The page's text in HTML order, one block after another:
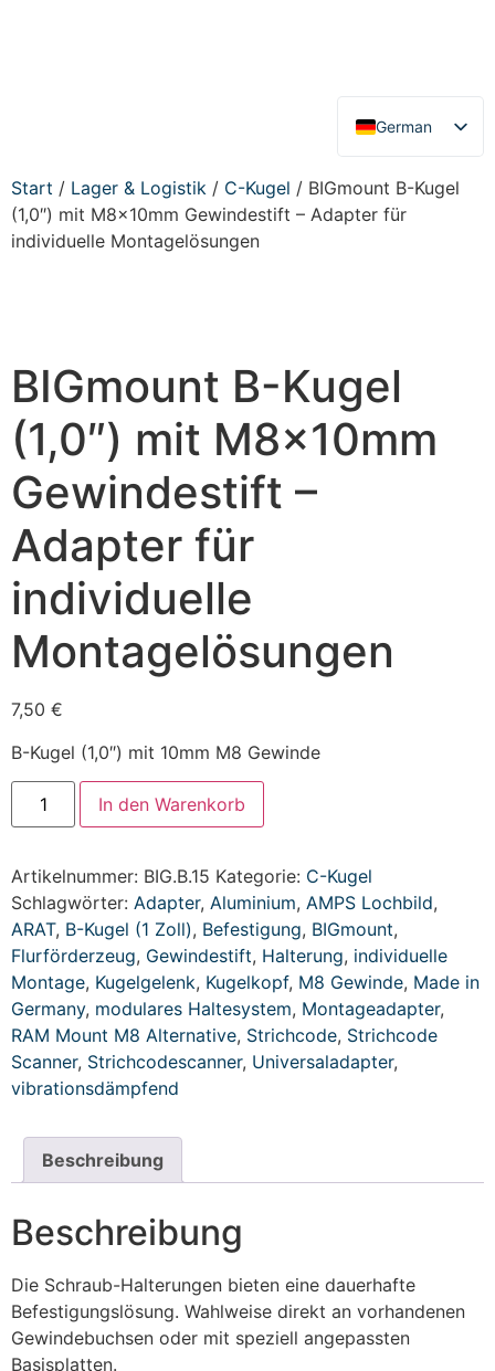
German
English
Start / Lager & Logistik / C-Kugel / BIGmount B-Kugel
(1,0″) mit M8x10mm Gewindestift – Adapter für
individuelle Montagelösungen
BIGmount B-Kugel
(1,0″) mit M8x10mm
Gewindestift –
Adapter für
individuelle
Montagelösungen
7,50 €
B-Kugel (1,0″) mit 10mm M8 Gewinde
In den Warenkorb
Artikelnummer: BIG.B.15 Kategorie: C-Kugel
Schlagwörter: Adapter, Aluminium, AMPS Lochbild,
ARAT, B-Kugel (1 Zoll), Befestigung, BIGmount,
Flurförderzeug, Gewindestift, Halterung, individuelle
Montage, Kugelgelenk, Kugelkopf, M8 Gewinde, Made in
Germany, modulares Haltesystem, Montageadapter,
RAM Mount M8 Alternative, Strichcode, Strichcode
Scanner, Strichcodescanner, Universaladapter,
vibrationsdämpfend
Beschreibung
Beschreibung
Die Schraub-Halterungen bieten eine dauerhafte
Befestigungslösung. Wahlweise direkt an vorhandenen
Gewindebuchsen oder mit speziell angepassten
Basisplatten.